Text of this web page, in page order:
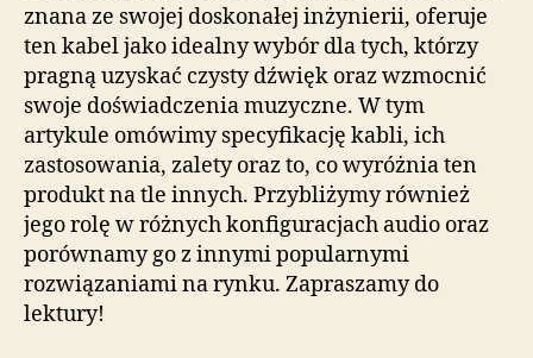
znana ze swojej doskonałej inżynierii, oferuje
ten kabel jako idealny wybór dla tych, którzy
pragną uzyskać czysty dźwięk oraz wzmocnić
swoje doświadczenia muzyczne. W tym
artykule omówimy specyfikację kabli, ich
zastosowania, zalety oraz to, co wyróżnia ten
produkt na tle innych. Przybliżymy również
jego rolę w różnych konfiguracjach audio oraz
porównamy go z innymi popularnymi
rozwiązaniami na rynku. Zapraszamy do
lektury!